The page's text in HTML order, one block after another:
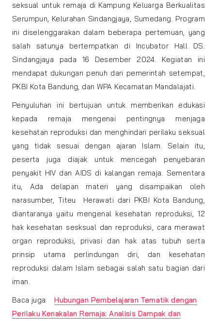
seksual untuk remaja di Kampung Keluarga Berkualitas
Serumpun, Kelurahan Sindangjaya, Sumedang. Program
ini diselenggarakan dalam beberapa pertemuan, yang
salah satunya bertempatkan di Incubator Hall DS.
Sindangjaya pada 16 Desember 2024. Kegiatan ini
mendapat dukungan penuh dari pemerintah setempat,
PKBI Kota Bandung, dan WPA Kecamatan Mandalajati.
Penyuluhan ini bertujuan untuk memberikan edukasi
kepada remaja mengenai pentingnya menjaga
kesehatan reproduksi dan menghindari perilaku seksual
yang tidak sesuai dengan ajaran Islam. Selain itu,
peserta juga diajak untuk mencegah penyebaran
penyakit HIV dan AIDS di kalangan remaja. Sementara
itu, Ada delapan materi yang disampaikan oleh
narasumber, Titeu Herawati dari PKBI Kota Bandung,
diantaranya yaitu mengenal kesehatan reproduksi, 12
hak kesehatan sesksual dan reproduksi, cara merawat
organ reproduksi, privasi dan hak atas tubuh serta
prinsip utama perlindungan diri, dan kesehatan
reproduksi dalam Islam sebagai salah satu bagian dari
iman.
Baca juga:
Hubungan Pembelajaran Tematik dengan
Perilaku Kenakalan Remaja: Analisis Dampak dan